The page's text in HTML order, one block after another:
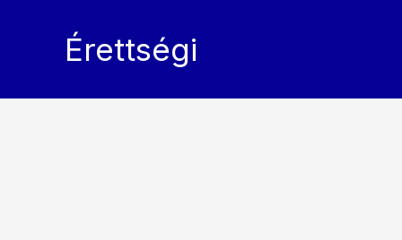
Érettségi